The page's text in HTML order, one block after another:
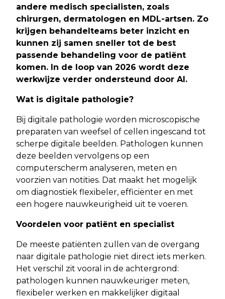
andere medisch specialisten, zoals
chirurgen, dermatologen en MDL-artsen. Zo
krijgen behandelteams beter inzicht en
kunnen zij samen sneller tot de best
passende behandeling voor de patiënt
komen. In de loop van 2026 wordt deze
werkwijze verder ondersteund door AI.
Wat is digitale pathologie?
Bij digitale pathologie worden microscopische
preparaten van weefsel of cellen ingescand tot
scherpe digitale beelden. Pathologen kunnen
deze beelden vervolgens op een
computerscherm analyseren, meten en
voorzien van notities. Dat maakt het mogelijk
om diagnostiek flexibeler, efficiënter en met
een hogere nauwkeurigheid uit te voeren.
Voordelen voor patiënt en specialist
De meeste patiënten zullen van de overgang
naar digitale pathologie niet direct iets merken.
Het verschil zit vooral in de achtergrond:
pathologen kunnen nauwkeuriger meten,
flexibeler werken en makkelijker digitaal